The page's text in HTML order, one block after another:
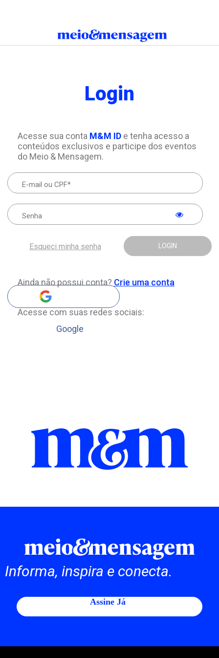
Login
Acesse sua conta M&M IDe tenha acesso a
conteúdos exclusivos e participe dos eventos
do Meio & Mensagem.
LOGIN
Esqueci minha senha
Ainda não possui conta? Crie uma conta
Acesse com suas redes sociais:
Google
Informa, inspira e conecta.
Assine Já